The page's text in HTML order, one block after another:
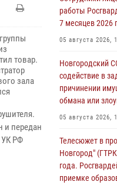
товар.
зала
и передан
УК РФ
работы
7 месяцев 2026
05 августа 2026,
Новгородский
содействие в
причинении
обмана или
05 августа 2026,
Телесюжет в
Новгород"
года.
приемке